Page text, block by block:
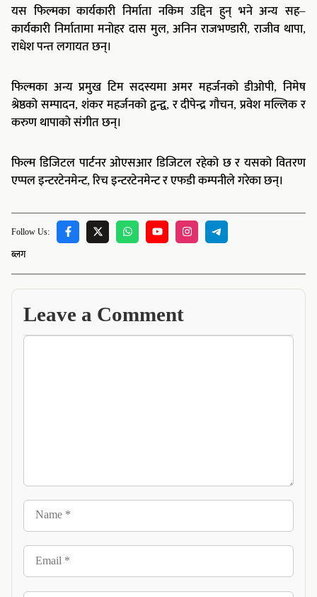
यस फिल्मका कार्यकारी निर्माता नकिम उद्दिन हुन् भने अन्य सह–
कार्यकारी निर्मातामा मनोहर दास मुल, अनिन राजभण्डारी, राजीव थापा,
राधेश पन्त लगायत छन्।
फिल्मका अन्य प्रमुख टिम सदस्यमा अमर महर्जनको डीओपी, निमेष
श्रेष्ठको सम्पादन, शंकर महर्जनको द्वन्द्व, र दीपेन्द्र गौचन, प्रवेश मल्लिक र
करुण थापाको संगीत छन्।
फिल्म डिजिटल पार्टनर ओएसआर डिजिटल रहेको छ र यसको वितरण
एप्पल इन्टरटेनमेन्ट, रिच इन्टरटेनमेन्ट र एफडी कम्पनीले गरेका छन्।
Follow Us:
ब्लग
Leave a Comment
Comment
Name
Email